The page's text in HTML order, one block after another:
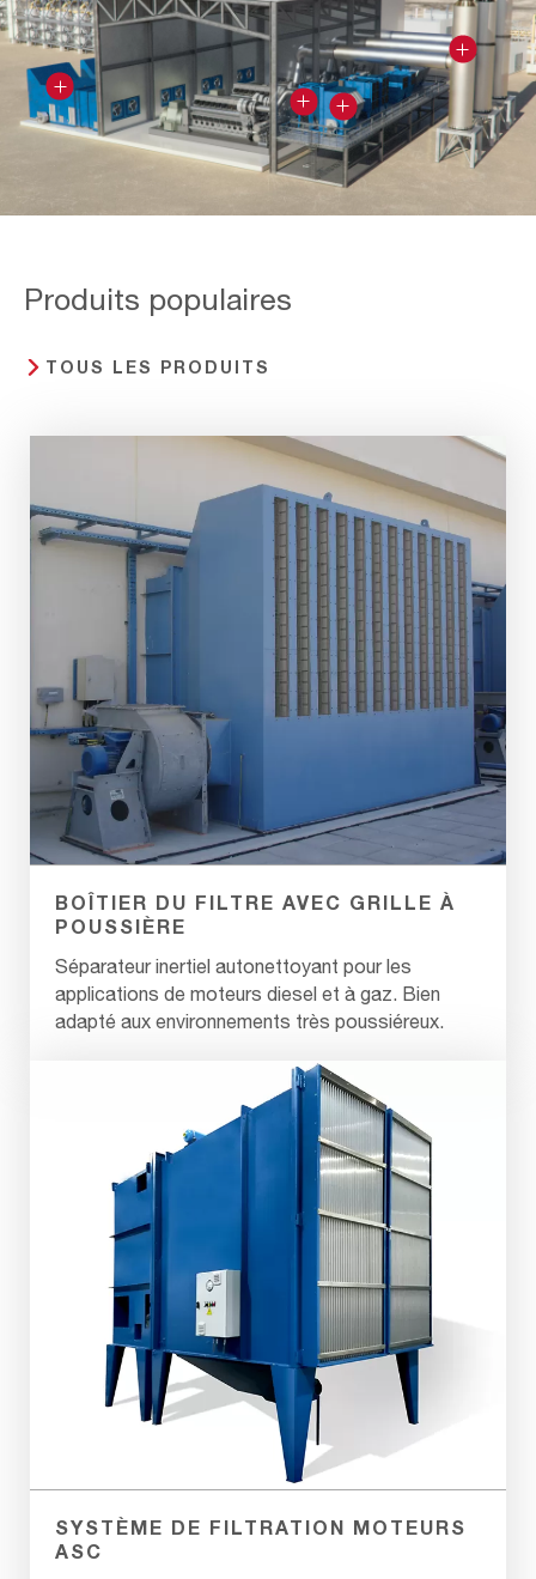
Solutions
acoustiques
Admission
d'air
de
combustion
Ventilation
de
la
moteurs
Mises
jour
et
Produits populaires
TOUS LES PRODUITS
BOÎTIER DU FILTRE AVEC GRILLE À
POUSSIÈRE
Séparateur inertiel autonettoyant pour les
applications de moteurs diesel et à gaz. Bien
adapté aux environnements très poussiéreux.
SYSTÈME DE FILTRATION MOTEURS
ASC